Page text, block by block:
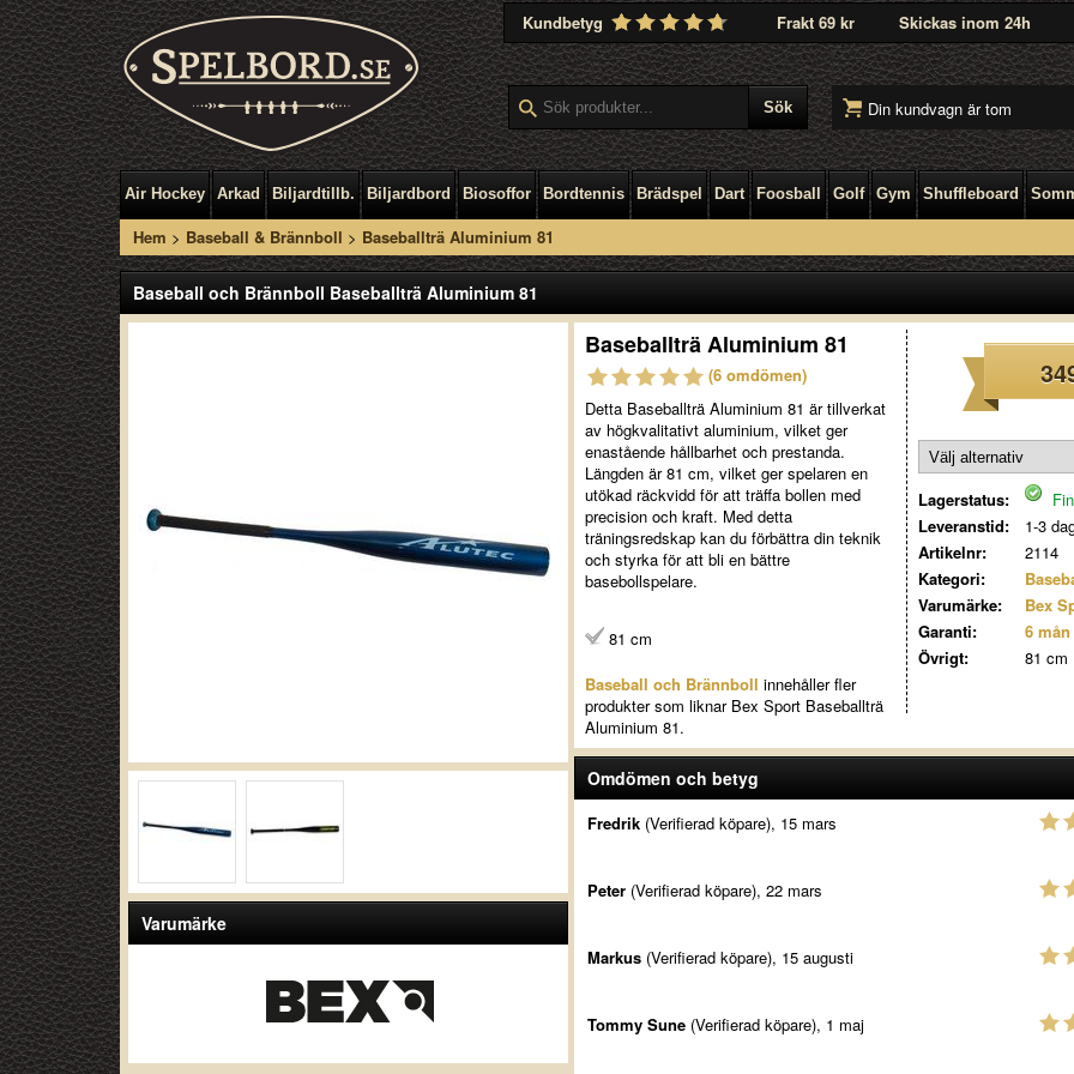
Kundbetyg Frakt 69 kr Skickas inom 24h
Din kundvagn är tom
Air Hockey Arkad Biljardtillb. Biljardbord Biosoffor Bordtennis Brädspel Dart Foosball Golf Gym Shuffleboard
Hem > Baseball & Brännboll > Baseballträ Aluminium 81
Baseball och Brännboll Baseballträ Aluminium 81
Varumärke
Lagerstatus:
Leveranstid:
1-3
Artikelnr:
2114
Kategori:
Varumärke:
Bex
Garanti:
6 mån
Övrigt:
81 cm
Baseballträ Aluminium 81
(6 omdömen)
Detta Baseballträ Aluminium 81 är tillverkat
av högkvalitativt aluminium, vilket ger
enastående hållbarhet och prestanda.
Längden är 81 cm, vilket ger spelaren en
utökad räckvidd för att träffa bollen med
precision och kraft. Med detta
träningsredskap kan du förbättra din teknik
och styrka för att bli en bättre
basebollspelare.
81 cm
Baseball och Brännboll innehåller fler
produkter som liknar Bex Sport Baseballträ
Aluminium 81.
Omdömen och betyg
Fredrik(Verifierad köpare), 15 mars
Peter(Verifierad köpare), 22 mars
Markus(Verifierad köpare), 15 augusti
Tommy Sune(Verifierad köpare), 1 maj